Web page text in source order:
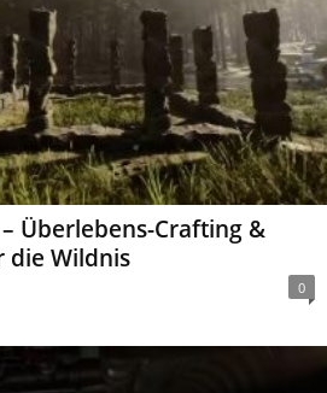
Überlebens-Crafting &
die Wildnis
0